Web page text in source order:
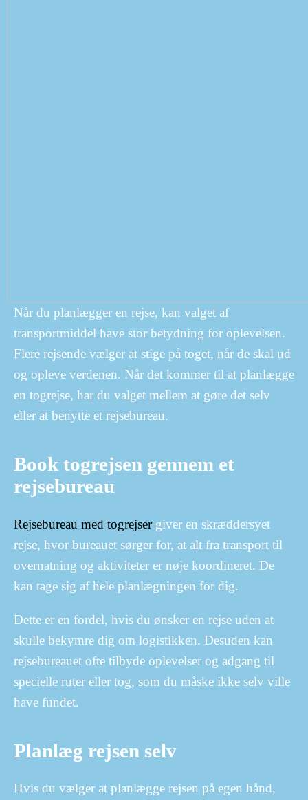
Når du planlægger en rejse, kan valget af
transportmiddel have stor betydning for oplevelsen.
Flere rejsende vælger at stige på toget, når de skal ud
og opleve verdenen. Når det kommer til at planlægge
en togrejse, har du valget mellem at gøre det selv
eller at benytte et rejsebureau.
Book togrejsen gennem et
rejsebureau
Rejsebureau med togrejsergiver en skræddersyet
rejse, hvor bureauet sørger for, at alt fra transport til
overnatning og aktiviteter er nøje koordineret. De
kan tage sig af hele planlægningen for dig.
Dette er en fordel, hvis du ønsker en rejse uden at
skulle bekymre dig om logistikken. Desuden kan
rejsebureauet ofte tilbyde oplevelser og adgang til
specielle ruter eller tog, som du måske ikke selv ville
have fundet.
Planlæg rejsen selv
Hvis du vælger at planlægge rejsen på egen hånd,